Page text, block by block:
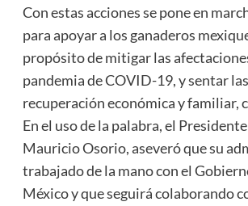
Con estas acciones se pone en
para apoyar a los ganaderos
propósito de mitigar las
pandemia de COVID-19, y sentar
recuperación económica y familiar,
En el uso de la palabra, el
Mauricio Osorio, aseveró que su
trabajado de la mano con el
México y que seguirá colaborando